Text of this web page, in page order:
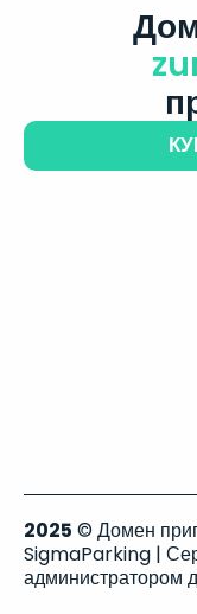
2025 © Домен
SigmaParking |
администратором